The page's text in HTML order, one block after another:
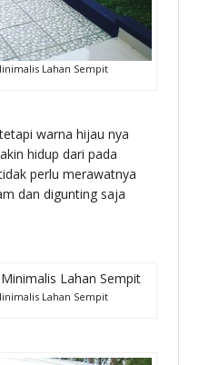
Lahan Sempit
warna hijau nya
hidup dari pada
perlu merawatnya
dan digunting saja
Lahan Sempit